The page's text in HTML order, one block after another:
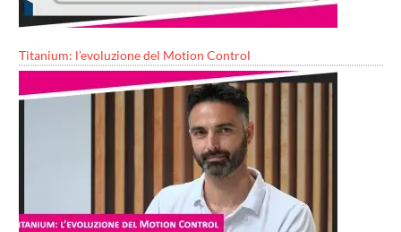
Titanium: l’evoluzione del Motion Control